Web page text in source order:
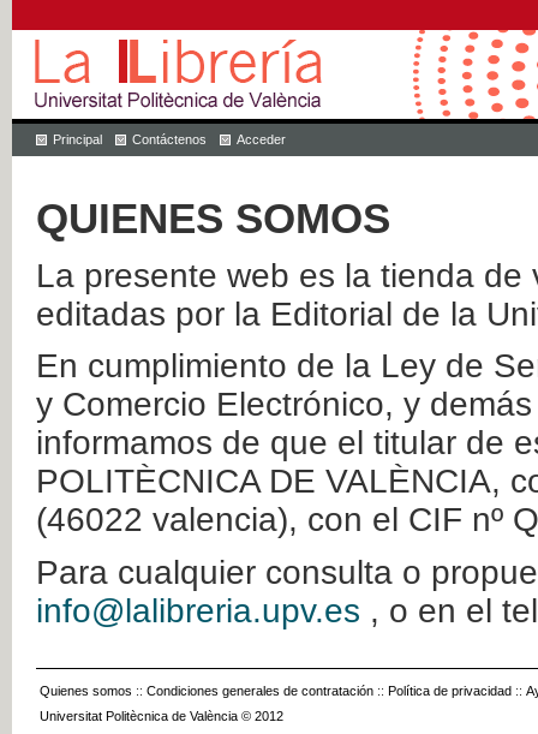
Principal Contáctenos Acceder
QUIENES SOMOS
La presente web es la tienda
editadas por la Editorial de la
En cumplimiento de la Ley de
y Comercio Electrónico, y
informamos de que el titular de
POLITÈCNICA DE VALÈNCIA,
(46022 valencia), con el CIF nº
Para cualquier consulta o
info@lalibreria.upv.es , o en el
Quienes somos :: Condiciones generales de contratación :: Política de privacidad ::
Universitat Politècnica de València © 2012